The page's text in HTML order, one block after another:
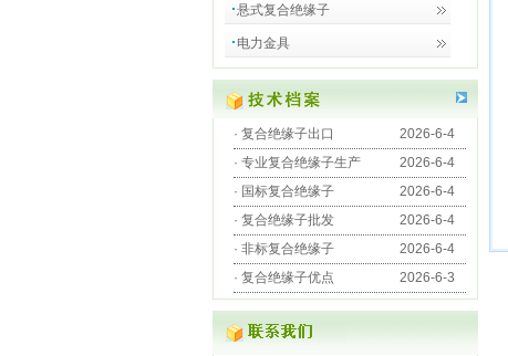
悬式复合绝缘子
电力金具
· 复合绝缘子出口
2026-6-4
· 专业复合绝缘子生产
2026-6-4
· 国标复合绝缘子
2026-6-4
· 复合绝缘子批发
2026-6-4
· 非标复合绝缘子
2026-6-4
· 复合绝缘子优点 2026-6-3